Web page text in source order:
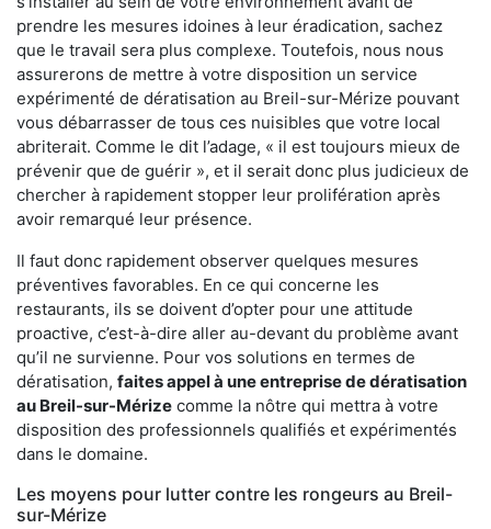
prendre les mesures idoines à leur éradication, sachez
que le travail sera plus complexe. Toutefois, nous nous
assurerons de mettre à votre disposition un service
expérimenté de dératisation au Breil-sur-Mérize pouvant
vous débarrasser de tous ces nuisibles que votre local
abriterait. Comme le dit l’adage, « il est toujours mieux de
prévenir que de guérir », et il serait donc plus judicieux de
chercher à rapidement stopper leur prolifération après
avoir remarqué leur présence.
Il faut donc rapidement observer quelques mesures
préventives favorables. En ce qui concerne les
restaurants, ils se doivent d’opter pour une attitude
proactive, c’est-à-dire aller au-devant du problème avant
qu’il ne survienne. Pour vos solutions en termes de
dératisation, faites appel à une entreprise de dératisation
au Breil-sur-Mérize comme la nôtre qui mettra à votre
disposition des professionnels qualifiés et expérimentés
dans le domaine.
Les moyens pour lutter contre les rongeurs au Breil-
sur-Mérize